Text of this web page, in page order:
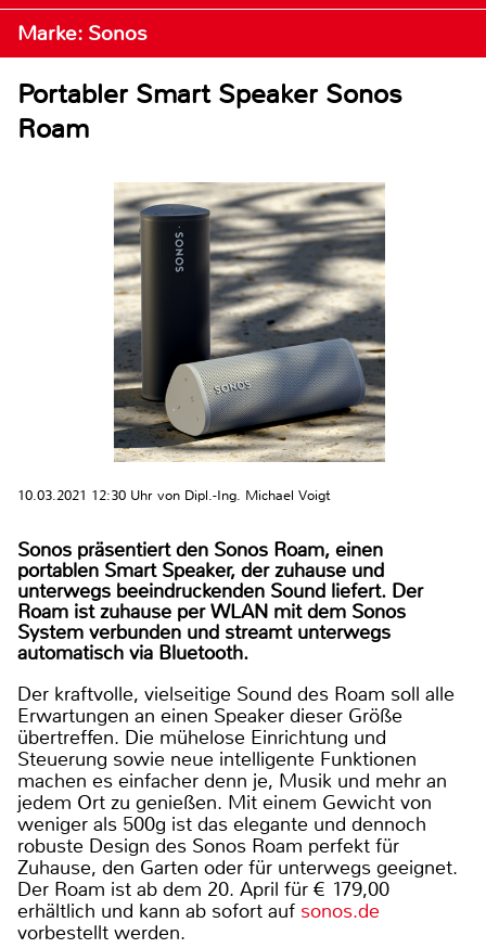
Marke: Sonos
Portabler Smart Speaker Sonos
Roam
10.03.2021 12:30 Uhr von Dipl.-Ing. Michael Voigt
Sonos präsentiert den Sonos Roam, einen
portablen Smart Speaker, der zuhause und
unterwegs beeindruckenden Sound liefert. Der
Roam ist zuhause per WLAN mit dem Sonos
System verbunden und streamt unterwegs
automatisch via Bluetooth.
Der kraftvolle, vielseitige Sound des Roam soll alle
Erwartungen an einen Speaker dieser Größe
übertreffen. Die mühelose Einrichtung und
Steuerung sowie neue intelligente Funktionen
machen es einfacher denn je, Musik und mehr an
jedem Ort zu genießen. Mit einem Gewicht von
weniger als 500g ist das elegante und dennoch
robuste Design des Sonos Roam perfekt für
Zuhause, den Garten oder für unterwegs geeignet.
Der Roam ist ab dem 20. April für € 179,00
erhältlich und kann ab sofort auf sonos.de
vorbestellt werden.